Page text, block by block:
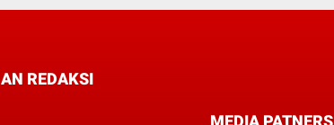
REDAKSI
MEDIA PATNERS